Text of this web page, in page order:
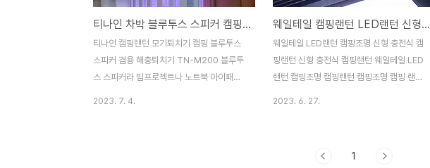
티나인 차박 블루투스 스피커 캠핑랜턴 모기퇴치기
티나인 캠핑랜턴 모기퇴치기 캠핑 블루투스
스피커 겸용 해충퇴치기 TN-M200 블루투
스 스피커라 빔프로젝트나 노트북 아이패드
2023. 7. 4.
웨일테일 캠핑랜턴 LED랜턴 신형 충전캠핑실내등
웨일테일 LED랜턴 캠핑조명 신형 충전식 캠
핑랜턴 신형 충전식 캠핑랜턴 웨일테일 LED
랜턴 캠핑조명 캠핑랜턴 캠핑조명 캠핑 랜턴
400LM 6000mAh 밀리터리 ABS 우수한
2023. 6. 27.
1